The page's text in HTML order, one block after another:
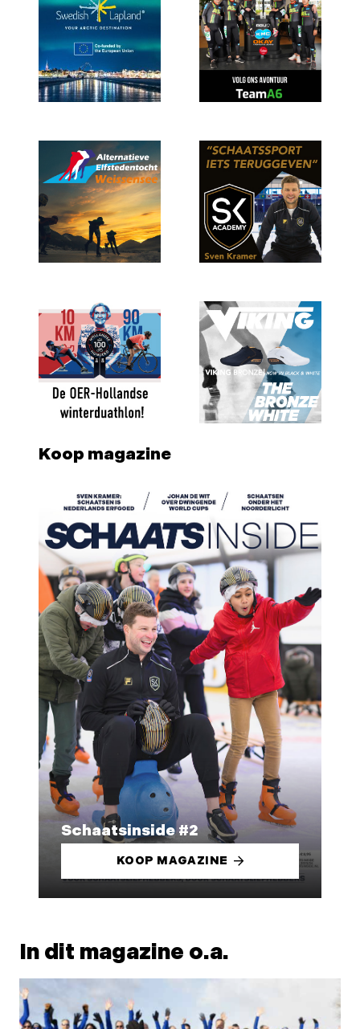
Koop magazine
Schaatsinside #2
KOOP MAGAZINE
In dit magazine o.a.